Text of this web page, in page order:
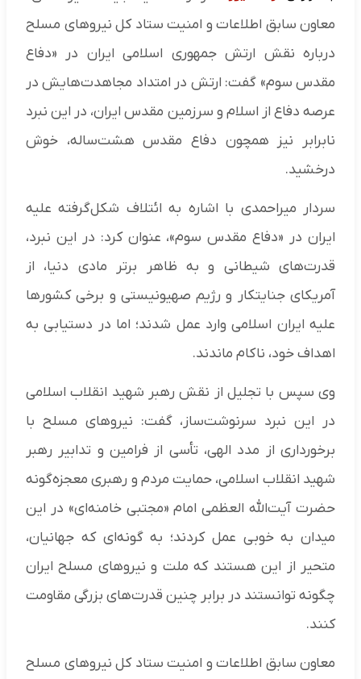
معاون سابق اطلاعات و امنیت ستاد کل نیروهای مسلح
درباره نقش ارتش جمهوری اسلامی ایران در «دفاع
مقدس سوم» گفت: ارتش در امتداد مجاهدت‌هایش در
عرصه دفاع از اسلام و سرزمین مقدس ایران، در این نبرد
نابرابر نیز همچون دفاع مقدس هشت‌ساله، خوش
درخشید.
سردار میراحمدی با اشاره به ائتلاف شکل‌گرفته علیه
ایران در «دفاع مقدس سوم»، عنوان کرد: در این نبرد،
قدرت‌های شیطانی و به ظاهر برتر مادی دنیا، از
آمریکای جنایتکار و رژیم صهیونیستی و برخی کشورها
علیه ایران اسلامی وارد عمل شدند؛ اما در دستیابی به
اهداف خود، ناکام ماندند.
وی سپس با تجلیل از نقش رهبر شهید انقلاب اسلامی
در این نبرد سرنوشت‌ساز، گفت: نیروهای مسلح با
برخورداری از مدد الهی، تأسی از فرامین و تدابیر رهبر
شهید انقلاب اسلامی، حمایت مردم و رهبری معجزه‌گونه
حضرت آیت‌الله العظمی امام «مجتبی خامنه‌ای» در این
میدان به خوبی عمل کردند؛ به گونه‌ای که جهانیان،
متحیر از این هستند که ملت و نیروهای مسلح ایران
چگونه توانستند در برابر چنین قدرت‌های بزرگی مقاومت
کنند.
معاون سابق اطلاعات و امنیت ستاد کل نیروهای مسلح